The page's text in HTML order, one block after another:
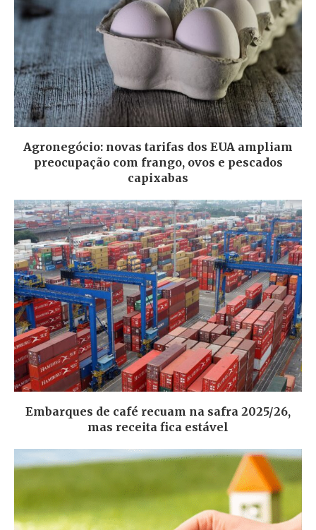
Agronegócio: novas tarifas dos EUA ampliam
preocupação com frango, ovos e pescados
capixabas
Embarques de café recuam na safra 2025/26,
mas receita fica estável